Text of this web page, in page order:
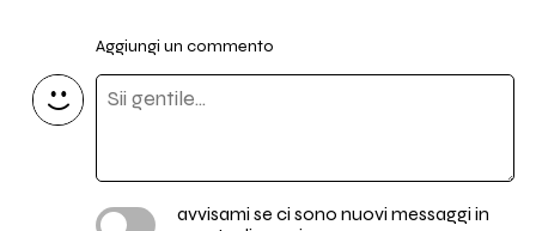
Aggiungi un commento
avvisami se ci sono nuovi messaggi in